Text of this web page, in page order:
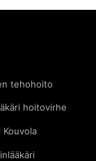
tehohoito
hoitovirhe
Kouvola